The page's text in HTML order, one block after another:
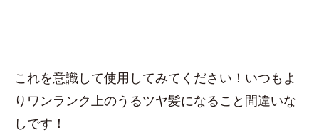
これを意識して使用してみてください！いつもよ
りワンランク上のうるツヤ髪になること間違いな
しです！